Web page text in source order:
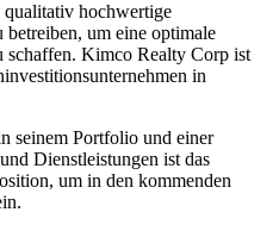
qualitativ hochwertige
betreiben, um eine optimale
schaffen. Kimco Realty Corp ist
in
seinem Portfolio und einer
Dienstleistungen ist das
um in den kommenden